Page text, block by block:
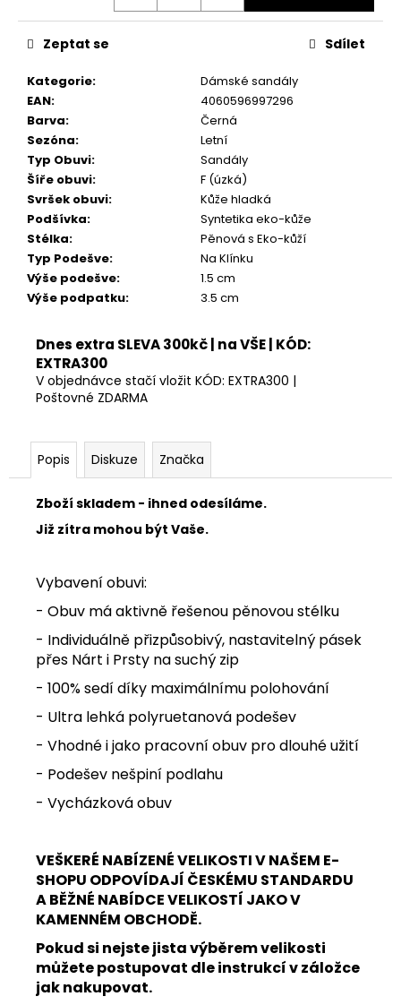
Kategorie:
Dámské sandály
EAN:
4060596997296
Barva:
Černá
Sezóna:
Letní
Typ Obuvi:
Sandály
Šíře obuvi:
F (úzká)
Svršek obuvi:
Kůže hladká
Podšívka:
Syntetika eko-kůže
Stélka:
Pěnová s Eko-kůží
Typ Podešve:
Na Klínku
Výše podešve:
1.5 cm
Výše podpatku: 3.5 cm
Zeptat se Sdílet
Dnes extra SLEVA 300kč | na VŠE | KÓD:
EXTRA300
V objednávce stačí vložit KÓD: EXTRA300 |
Poštovné ZDARMA
Popis Diskuze Značka
Zboží skladem - ihned odesíláme.
Již zítra mohou být Vaše.
Vybavení obuvi:
- Obuv má aktivně řešenou pěnovou stélku
- Individuálně přizpůsobivý, nastavitelný pásek
přes Nárt i Prsty na suchý zip
- 100% sedí díky maximálnímu polohování
- Ultra lehká polyruetanová podešev
- Vhodné i jako pracovní obuv pro dlouhé užití
- Podešev nešpiní podlahu
- Vycházková obuv
VEŠKERÉ NABÍZENÉ VELIKOSTI V NAŠEM E-
SHOPU ODPOVÍDAJÍ ČESKÉMU STANDARDU
A BĚŽNÉ NABÍDCE VELIKOSTÍ JAKO V
KAMENNÉM OBCHODĚ.
Pokud si nejste jista výběrem velikosti
můžete postupovat dle instrukcí v záložce
jak nakupovat.
018
Kč
Původně:
399
Kč